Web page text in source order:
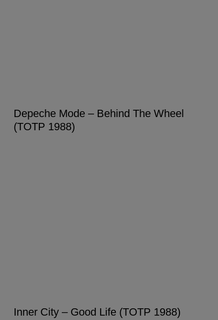
Depeche Mode – Behind The Wheel
(TOTP 1988)
Inner City – Good Life (TOTP 1988)